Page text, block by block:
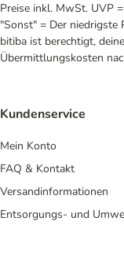
Preise inkl. MwSt. UVP
"Sonst" = Der niedrigste
bitiba ist berechtigt,
Übermittlungskosten
Kundenservice
Mein Konto
FAQ & Kontakt
Versandinformationen
Entsorgungs- und